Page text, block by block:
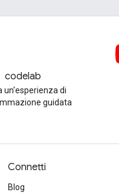
codelab
un'esperienza di
guidata
Connetti
Blog